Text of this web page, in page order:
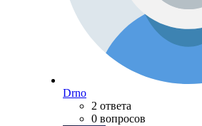
Drno
2 ответа
0 вопросов